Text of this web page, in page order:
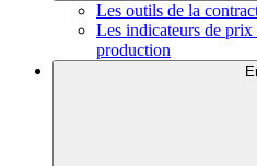
Les outils de la
Les indicateurs de prix
production